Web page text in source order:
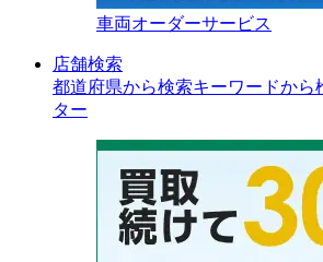
車両オーダーサービス
店舗検索
都道府県から検索キーワードから
ター